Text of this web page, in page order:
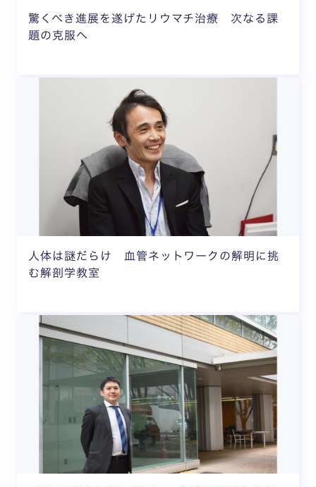
驚くべき進展を遂げたリウマチ治療 次なる課
題の克服へ
人体は謎だらけ 血管ネットワークの解明に挑
む解剖学教室